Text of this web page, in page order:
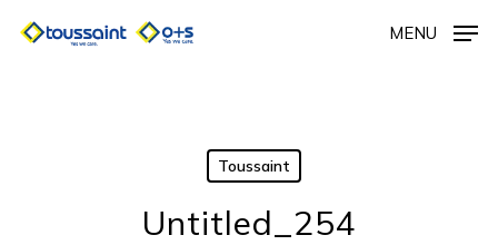
MENU
Toussaint
Untitled_254